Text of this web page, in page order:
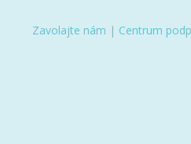
Zavolajte nám | Centrum